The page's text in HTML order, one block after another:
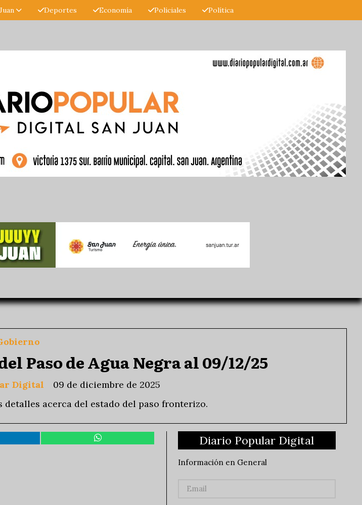
Deportes Economía Policiales Política
Paso de Agua Negra al 09/12/25
acerca del estado del paso fronterizo.
09 de diciembre de 2025
Digital
Diario Popular Digital
Información en General